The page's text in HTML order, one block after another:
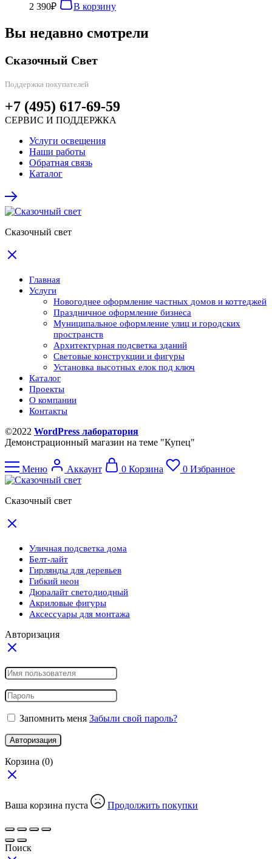
2 390₽ В корзину
Вы недавно смотрели
Сказочный Свет
Поддержка покупателей
+7 (495) 617-69-59
СЕРВИС И ПОДДЕРЖКА
Услуги освещения
Наши работы
Обратная связь
Каталог
Сказочный свет
Главная
Услуги
Новогоднее оформление частных домов и коттеджей
Праздничное оформление бизнеса
Муниципальное оформление улиц и городских
пространств
Архитектурная подсветка зданий
Световые конструкции и фигуры
Установка высотных елок под ключ
Каталог
Проекты
О компании
Контакты
©2022 WordPress лаборатория
Демонстрационный магазин на теме "Купец"
Меню Аккаунт 0 Корзина 0 Избранное
Сказочный свет
Уличная подсветка дома
Белт-лайт
Гирлянды для деревьев
Гибкий неон
Дюралайт светодиодный
Акриловые фигуры
Аксессуары для монтажа
Авторизация
Запомнить меня Забыли свой пароль?
Авторизация
Корзина (0)
Ваша корзина пуста Продолжить покупки
Поиск